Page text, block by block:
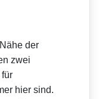
der
zwei
hier sind.